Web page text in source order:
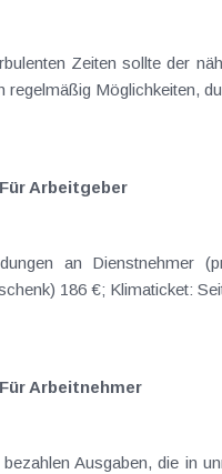
Zeiten sollte der
Möglichkeiten,
Arbeitgeber
an Dienstnehmer
186 €; Klimaticket:
Arbeitnehmer
Ausgaben, die in